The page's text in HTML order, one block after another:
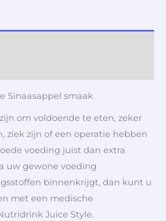
Sinaasappel smaak
om voldoende te eten, zeker
ziek zijn of een operatie hebben
voeding juist dan extra
uw gewone voeding
binnenkrijgt, dan kunt u
met een medische
Juice Style.